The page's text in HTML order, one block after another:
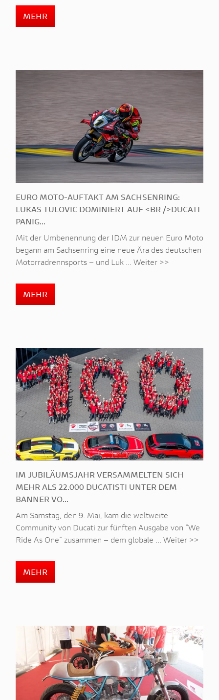
MEHR
EURO MOTO-AUFTAKT AM SACHSENRING:
LUKAS TULOVIC DOMINIERT AUF <BR />DUCATI
PANIG...
Mit der Umbenennung der IDM zur neuen Euro Moto
begann am Sachsenring eine neue Ära des deutschen
Motorradrennsports – und Luk ... Weiter >>
MEHR
IM JUBILÄUMSJAHR VERSAMMELTEN SICH
MEHR ALS 22.000 DUCATISTI UNTER DEM
BANNER VO...
Am Samstag, den 9. Mai, kam die weltweite
Community von Ducati zur fünften Ausgabe von "We
Ride As One" zusammen – dem globale ... Weiter >>
MEHR